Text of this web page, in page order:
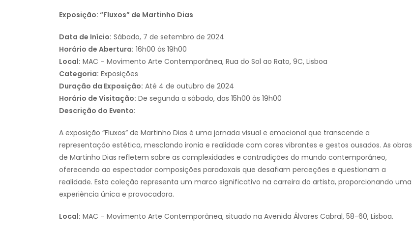
Exposição: “Fluxos” de Martinho Dias
Data de Início: Sábado, 7 de setembro de 2024
Horário de Abertura: 16h00 às 19h00
Local: MAC – Movimento Arte Contemporânea, Rua do Sol ao Rato, 9C, Lisboa
Categoria: Exposições
Duração da Exposição: Até 4 de outubro de 2024
Horário de Visitação: De segunda a sábado, das 15h00 às 19h00
Descrição do Evento:
A exposição “Fluxos” de Martinho Dias é uma jornada visual e emocional que transcende a
representação estética, mesclando ironia e realidade com cores vibrantes e gestos ousados. As obras
de Martinho Dias refletem sobre as complexidades e contradições do mundo contemporâneo,
oferecendo ao espectador composições paradoxais que desafiam perceções e questionam a
realidade. Esta coleção representa um marco significativo na carreira do artista, proporcionando uma
experiência única e provocadora.
Local: MAC – Movimento Arte Contemporânea, situado na Avenida Álvares Cabral, 58-60, Lisboa.